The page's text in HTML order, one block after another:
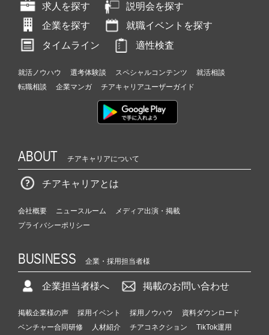
r）
求人を探す
説明会を探す
企業を探す
就職イベントを探す
タイムライン
適性検査
就活ノウハウ 選考体験談 スペシャルコンテンツ
就活相談
転職相談
企業マンガ チアキャリアユーザーガイド
ABOUT チアキャリアについて
チアキャリアとは
会社概要 ニュースルーム
メディア出演・掲載
プライバシーポリシー
BUSINESS 企業・採用担当者様
企業担当者様へ 掲載のお問い合わせ
掲載企業様の声 採用イベント 採用ノウハウ
資料ダウンロード
ベンチャー合同研修
人材紹介 チアコネクション TikTok運用